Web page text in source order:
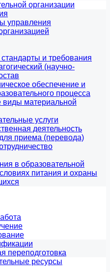
организации
управления
и требования
(научно-
обеспечение и
процесса
материальной
услуги
деятельность
приема (перевода)
в образовательной
питания и охраны
переподготовка
ресурсы